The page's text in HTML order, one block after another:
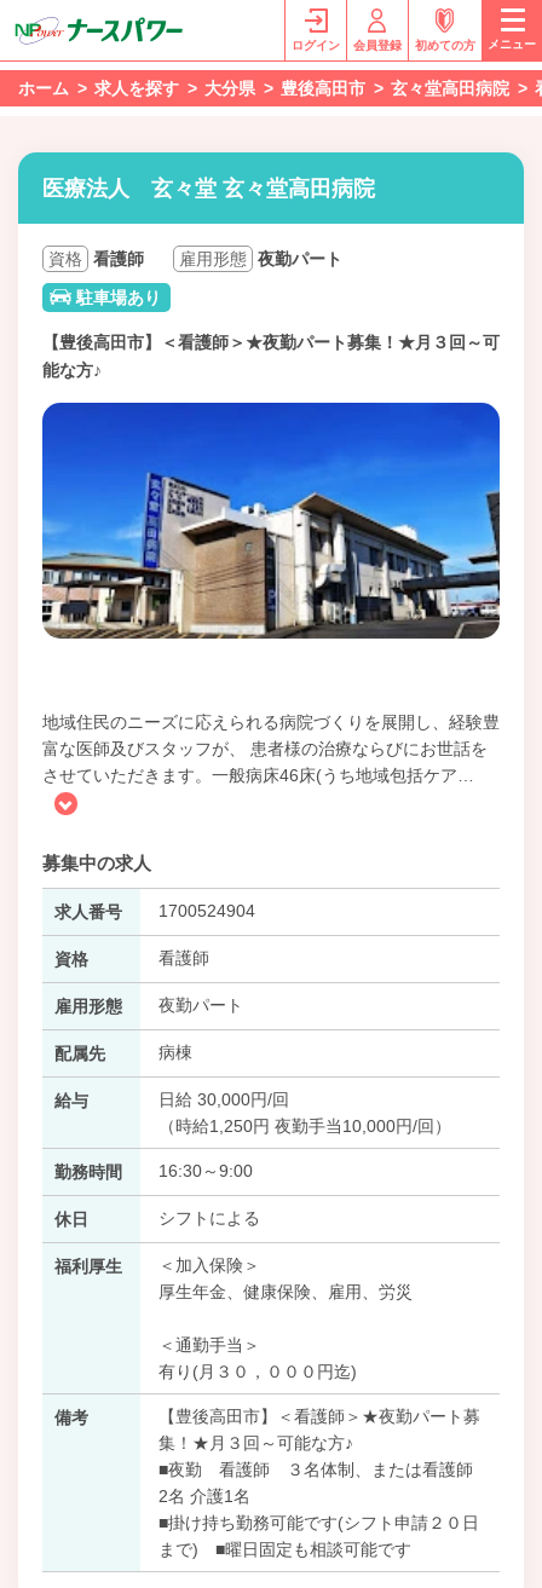
ログイン 会員登録 初めての方 メニュー
ホーム 求人を探す 大分県 豊後高田市 玄々堂高田病院
医療法人 玄々堂 玄々堂高田病院
資格 看護師 雇用形態 夜勤パート
駐車場あり
【豊後高田市】＜看護師＞★夜勤パート募集！★月３回～可
能な方♪
地域住民のニーズに応えられる病院づくりを展開し、経験豊
富な医師及びスタッフが、 患者様の治療ならびにお世話を
させていただきます。一般病床46床(うち地域包括ケア
募集中の求人
求人番号 1700524904
資格 看護師
雇用形態 夜勤パート
配属先 病棟
給与
日給 30,000円/回
（時給1,250円 夜勤手当10,000円/回）
勤務時間 16:30～9:00
休日 シフトによる
福利厚生
＜加入保険＞
厚生年金、健康保険、雇用、労災
＜通勤手当＞
有り(月３０，０００円迄)
備考
【豊後高田市】＜看護師＞★夜勤パート募
集！★月３回～可能な方♪
■夜勤 看護師 ３名体制、または看護師
2名 介護1名
■掛け持ち勤務可能です(シフト申請２０日
まで) ■曜日固定も相談可能です